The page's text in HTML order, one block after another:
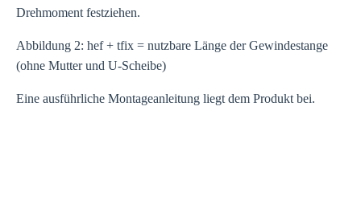
Drehmoment festziehen.
Abbildung 2: hef + tfix = nutzbare Länge der Gewindestange
(ohne Mutter und U-Scheibe)
Eine ausführliche Montageanleitung liegt dem Produkt bei.